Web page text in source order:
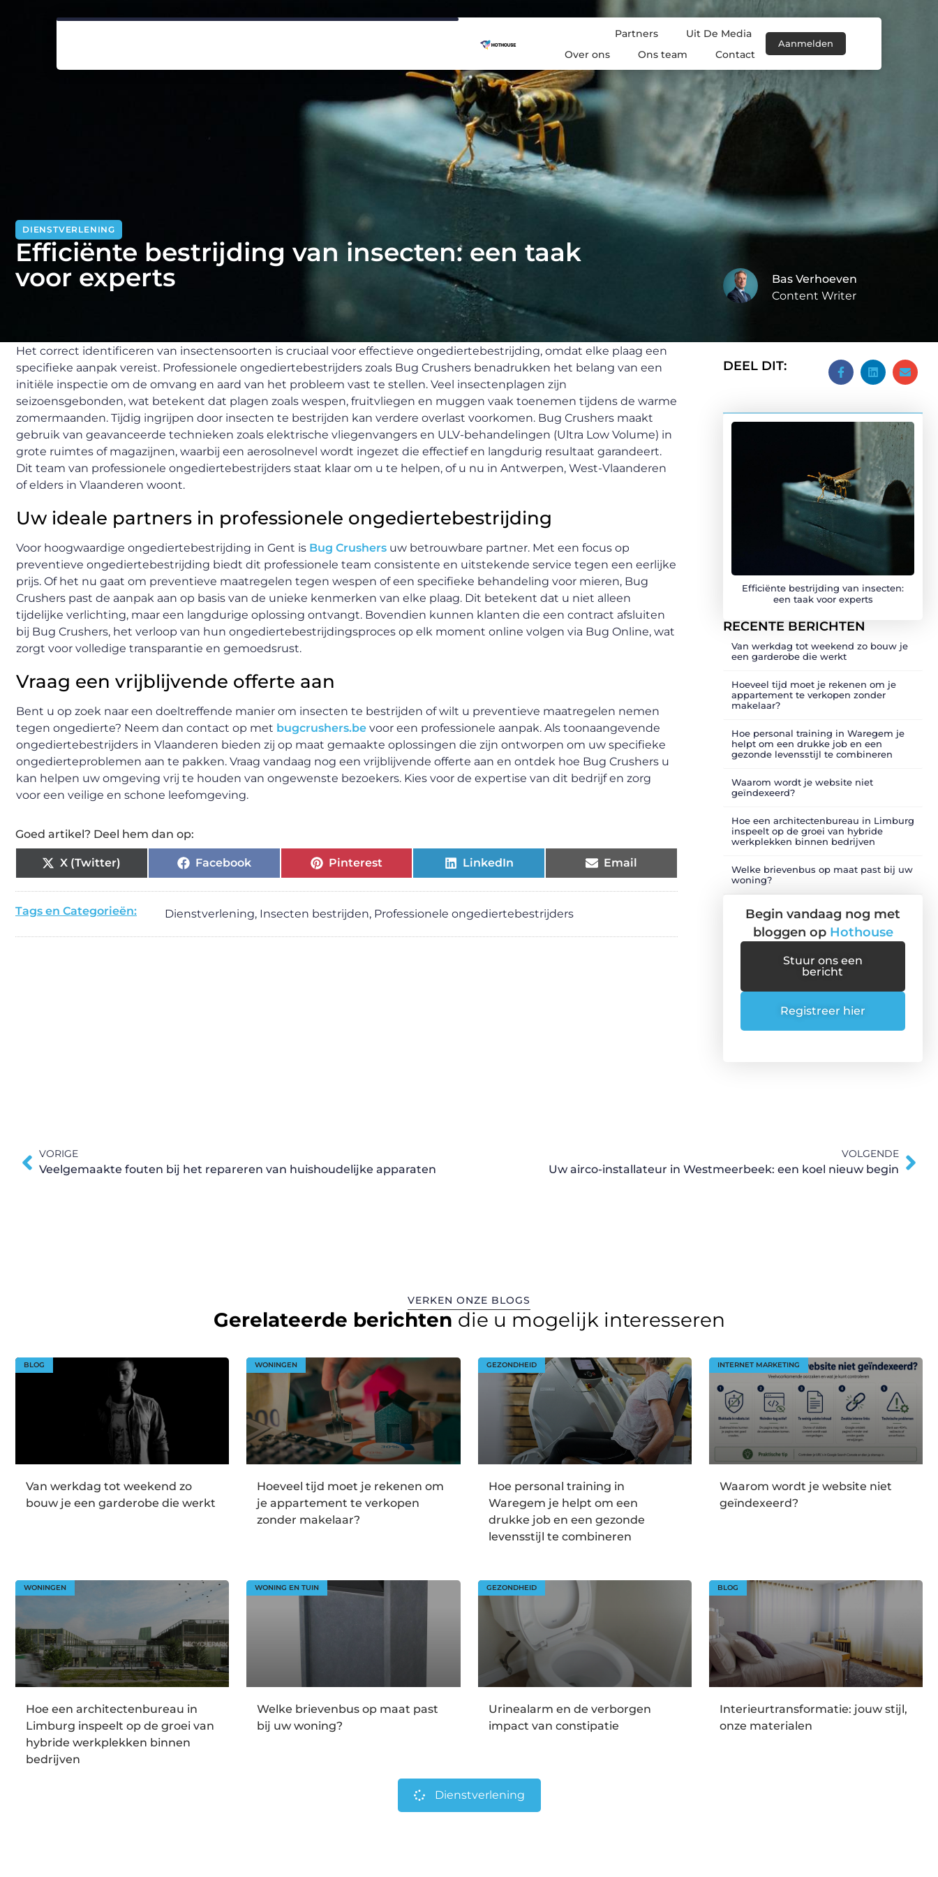
Partners
Uit De Media
Over ons
Ons team Contact
Aanmelden
DIENSTVERLENING
Efficiënte bestrijding van insecten: een taak
voor experts
Bas Verhoeven
Content Writer
Het correct identificeren van insectensoorten is cruciaal voor effectieve ongediertebestrijding, omdat elke plaag een
specifieke aanpak vereist. Professionele ongediertebestrijders zoals Bug Crushers benadrukken het belang van een
initiële inspectie om de omvang en aard van het probleem vast te stellen. Veel insectenplagen zijn
seizoensgebonden, wat betekent dat plagen zoals wespen, fruitvliegen en muggen vaak toenemen tijdens de warme
zomermaanden. Tijdig ingrijpen door insecten te bestrijden kan verdere overlast voorkomen. Bug Crushers maakt
gebruik van geavanceerde technieken zoals elektrische vliegenvangers en ULV-behandelingen (Ultra Low Volume) in
grote ruimtes of magazijnen, waarbij een aerosolnevel wordt ingezet die effectief en langdurig resultaat garandeert.
Dit team van professionele ongediertebestrijders staat klaar om u te helpen, of u nu in Antwerpen, West-Vlaanderen
of elders in Vlaanderen woont.
Uw ideale partners in professionele ongediertebestrijding
Voor hoogwaardige ongediertebestrijding in Gent is Bug Crushers uw betrouwbare partner. Met een focus op
preventieve ongediertebestrijding biedt dit professionele team consistente en uitstekende service tegen een eerlijke
prijs. Of het nu gaat om preventieve maatregelen tegen wespen of een specifieke behandeling voor mieren, Bug
Crushers past de aanpak aan op basis van de unieke kenmerken van elke plaag. Dit betekent dat u niet alleen
tijdelijke verlichting, maar een langdurige oplossing ontvangt. Bovendien kunnen klanten die een contract afsluiten
bij Bug Crushers, het verloop van hun ongediertebestrijdingsproces op elk moment online volgen via Bug Online, wat
zorgt voor volledige transparantie en gemoedsrust.
Vraag een vrijblijvende offerte aan
Bent u op zoek naar een doeltreffende manier om insecten te bestrijden of wilt u preventieve maatregelen nemen
tegen ongedierte? Neem dan contact op met bugcrushers.be voor een professionele aanpak. Als toonaangevende
ongediertebestrijders in Vlaanderen bieden zij op maat gemaakte oplossingen die zijn ontworpen om uw specifieke
ongedierteproblemen aan te pakken. Vraag vandaag nog een vrijblijvende offerte aan en ontdek hoe Bug Crushers u
kan helpen uw omgeving vrij te houden van ongewenste bezoekers. Kies voor de expertise van dit bedrijf en zorg
voor een veilige en schone leefomgeving.
Goed artikel? Deel hem dan op:
X (Twitter) Facebook Pinterest LinkedIn Email
Tags en Categorieën: Dienstverlening, Insecten bestrijden, Professionele ongediertebestrijders
DEEL DIT:
Efficiënte bestrijding van insecten:
een taak voor experts
RECENTE BERICHTEN
Van werkdag tot weekend zo bouw je
een garderobe die werkt
Hoeveel tijd moet je rekenen om je
appartement te verkopen zonder
makelaar?
Hoe personal training in Waregem je
helpt om een drukke job en een
gezonde levensstijl te combineren
Waarom wordt je website niet
geïndexeerd?
Hoe een architectenbureau in Limburg
inspeelt op de groei van hybride
werkplekken binnen bedrijven
Welke brievenbus op maat past bij uw
woning?
Begin vandaag nog met
bloggen op Hothouse
Stuur ons een
bericht
Registreer hier
VORIGE
Veelgemaakte fouten bij het repareren van huishoudelijke apparaten
VOLGENDE
Uw airco-installateur in Westmeerbeek: een koel nieuw begin
VERKEN ONZE BLOGS
Gerelateerde berichten die u mogelijk interesseren
BLOG
Van werkdag tot weekend zo
bouw je een garderobe die werkt
WONINGEN
Hoeveel tijd moet je rekenen om
je appartement te verkopen
zonder makelaar?
GEZONDHEID
Hoe personal training in
Waregem je helpt om een
drukke job en een gezonde
levensstijl te combineren
INTERNET MARKETING
Waarom wordt je website niet
geïndexeerd?
WONINGEN
Hoe een architectenbureau in
Limburg inspeelt op de groei van
hybride werkplekken binnen
bedrijven
WONING EN TUIN
Welke brievenbus op maat past
bij uw woning?
GEZONDHEID
Urinealarm en de verborgen
impact van constipatie
BLOG
Interieurtransformatie: jouw stijl,
onze materialen
Dienstverlening